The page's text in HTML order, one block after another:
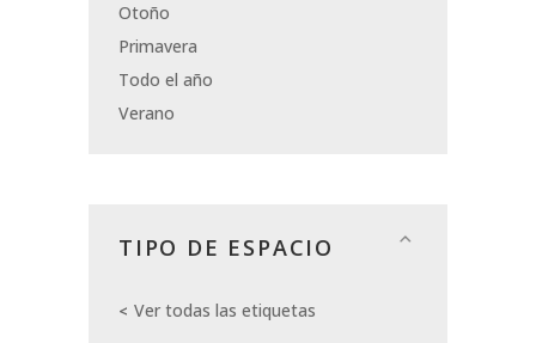
Otoño
Primavera
Todo el año
Verano
TIPO DE ESPACIO
Ver todas las etiquetas